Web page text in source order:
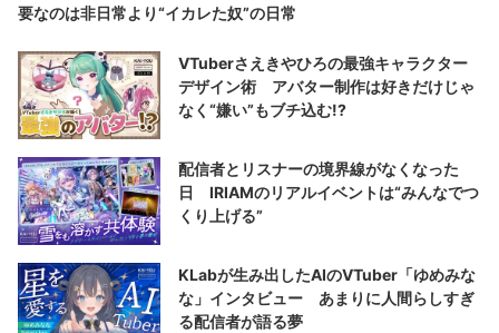
要なのは非日常より“イカレた奴”の日常
VTuberさえきやひろの最強キャラクター
デザイン術 アバター制作は好きだけじゃ
なく“嫌い”もブチ込む!?
配信者とリスナーの境界線がなくなった
日 IRIAMのリアルイベントは“みんなでつ
くり上げる”
KLabが生み出したAIのVTuber「ゆめみな
な」インタビュー あまりに人間らしすぎ
る配信者が語る夢